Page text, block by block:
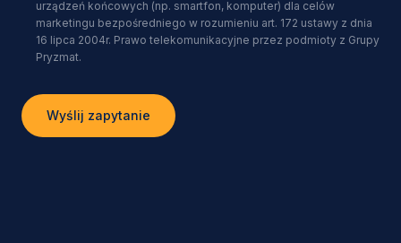
urządzeń końcowych (np. smartfon, komputer) dla celów
marketingu bezpośredniego w rozumieniu art. 172 ustawy z dnia
16 lipca 2004r. Prawo telekomunikacyjne przez podmioty z Grupy
Pryzmat.
Wyślij zapytanie